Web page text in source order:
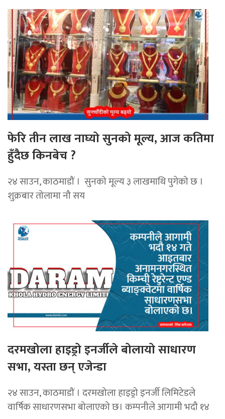
फेरि तीन लाख नाघ्यो सुनको मूल्य, आज कतिमा
हुँदैछ किनबेच ?
२४ साउन, काठमाडौं । सुनको मूल्य ३ लाखमाथि पुगेको छ ।
शुक्रबार तोलामा नौ सय
दरमखोला हाइड्रो इनर्जीले बोलायो साधारण
सभा, यस्ता छन् एजेन्डा
२४ साउन, काठमाडौं । दरमखोला हाइड्रो इनर्जी लिमिटेडले
वार्षिक साधारणसभा बोलाएको छ। कम्पनीले आगामी भदौ १४